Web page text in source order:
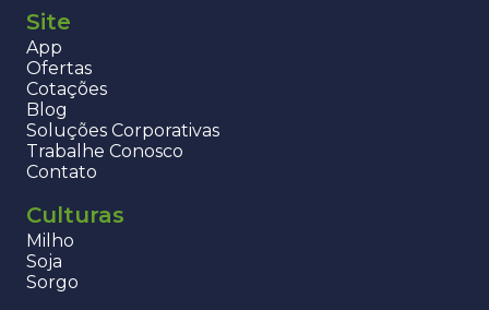
Site
App
Ofertas
Cotações
Blog
Soluções Corporativas
Trabalhe Conosco
Contato
Culturas
Milho
Soja
Sorgo